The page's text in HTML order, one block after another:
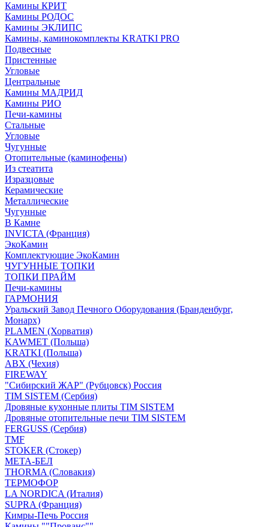
Камины КРИТ
Камины РОДОС
Камины ЭКЛИПС
Камины, каминокомплекты KRATKI PRO
Подвесные
Пристенные
Угловые
Центральные
Камины МАДРИД
Камины РИО
Печи-камины
Стальные
Угловые
Чугунные
Отопительные (каминофены)
Из стеатита
Изразцовые
Керамические
Металлические
Чугунные
В Камне
INVICTA (Франция)
ЭкоКамин
Комплектующие ЭкоКамин
ЧУГУННЫЕ ТОПКИ
ТОПКИ ПРАЙМ
Печи-камины
ГАРМОНИЯ
Уральский Завод Печного Оборудования (Бранденбург,
Монарх)
PLAMEN (Хорватия)
KAWMET (Польша)
KRATKI (Польша)
ABX (Чехия)
FIREWAY
"Сибирский ЖАР" (Рубцовск) Россия
TIM SISTEM (Сербия)
Дровяные кухонные плиты TIM SISTEM
Дровяные отопительные печи TIM SISTEM
FERGUSS (Сербия)
TMF
STOKER (Стокер)
МЕТА-БЕЛ
THORMA (Словакия)
ТЕРМОФОР
LA NORDICA (Италия)
SUPRA (Франция)
Кимры-Печь Россия